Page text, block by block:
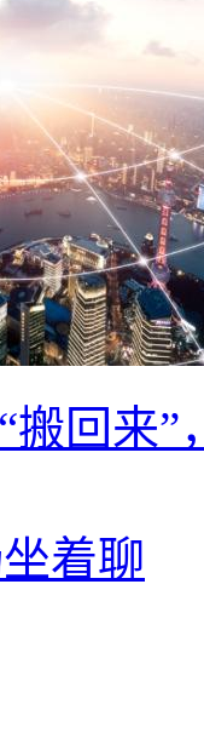
搬回来
着聊